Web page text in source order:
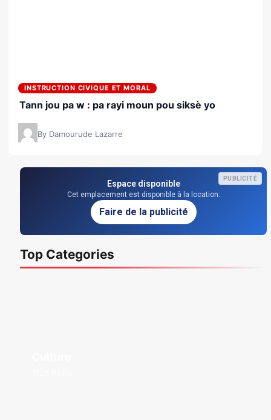
INSTRUCTION CIVIQUE ET MORAL
Tann jou pa w : pa rayi moun pou siksè yo
By Damourude Lazarre
PUBLICITÉ
Espace disponible
Cet emplacement est disponible à la location.
Faire de la publicité
Top Categories